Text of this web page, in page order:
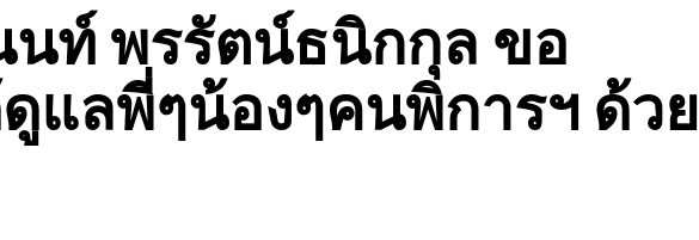
ท์ พรรัตน์ธนิกกุล ขอ
แลพี่ๆน้องๆคนพิการฯ ด้วย